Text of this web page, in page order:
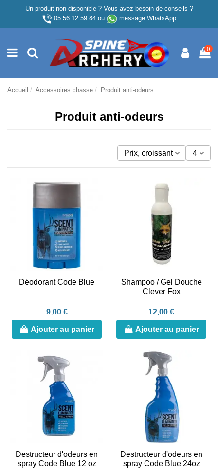
Un produit non disponible ? Vous avez besoin de conseils ?
05 56 12 59 84ou message WhatsApp
0
Accueil Accessoires chasse Produit anti-odeurs
Produit anti-odeurs
Prix, croissant 4
Déodorant Code Blue
9,00 €
Ajouter au panier
Shampoo / Gel Douche
Clever Fox
12,00 €
Ajouter au panier
Destructeur d'odeurs en
spray Code Blue 12 oz
Destructeur d'odeurs en
spray Code Blue 24oz